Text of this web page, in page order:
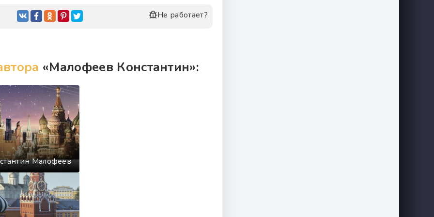
возрождение
годов
Не работает?
«Малофеев Константин»:
Малофеев